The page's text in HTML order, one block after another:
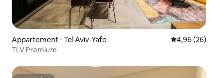
Appartement ⋅ Tel Aviv-Yafo Évaluation
4,96 (26)
TLV Premium